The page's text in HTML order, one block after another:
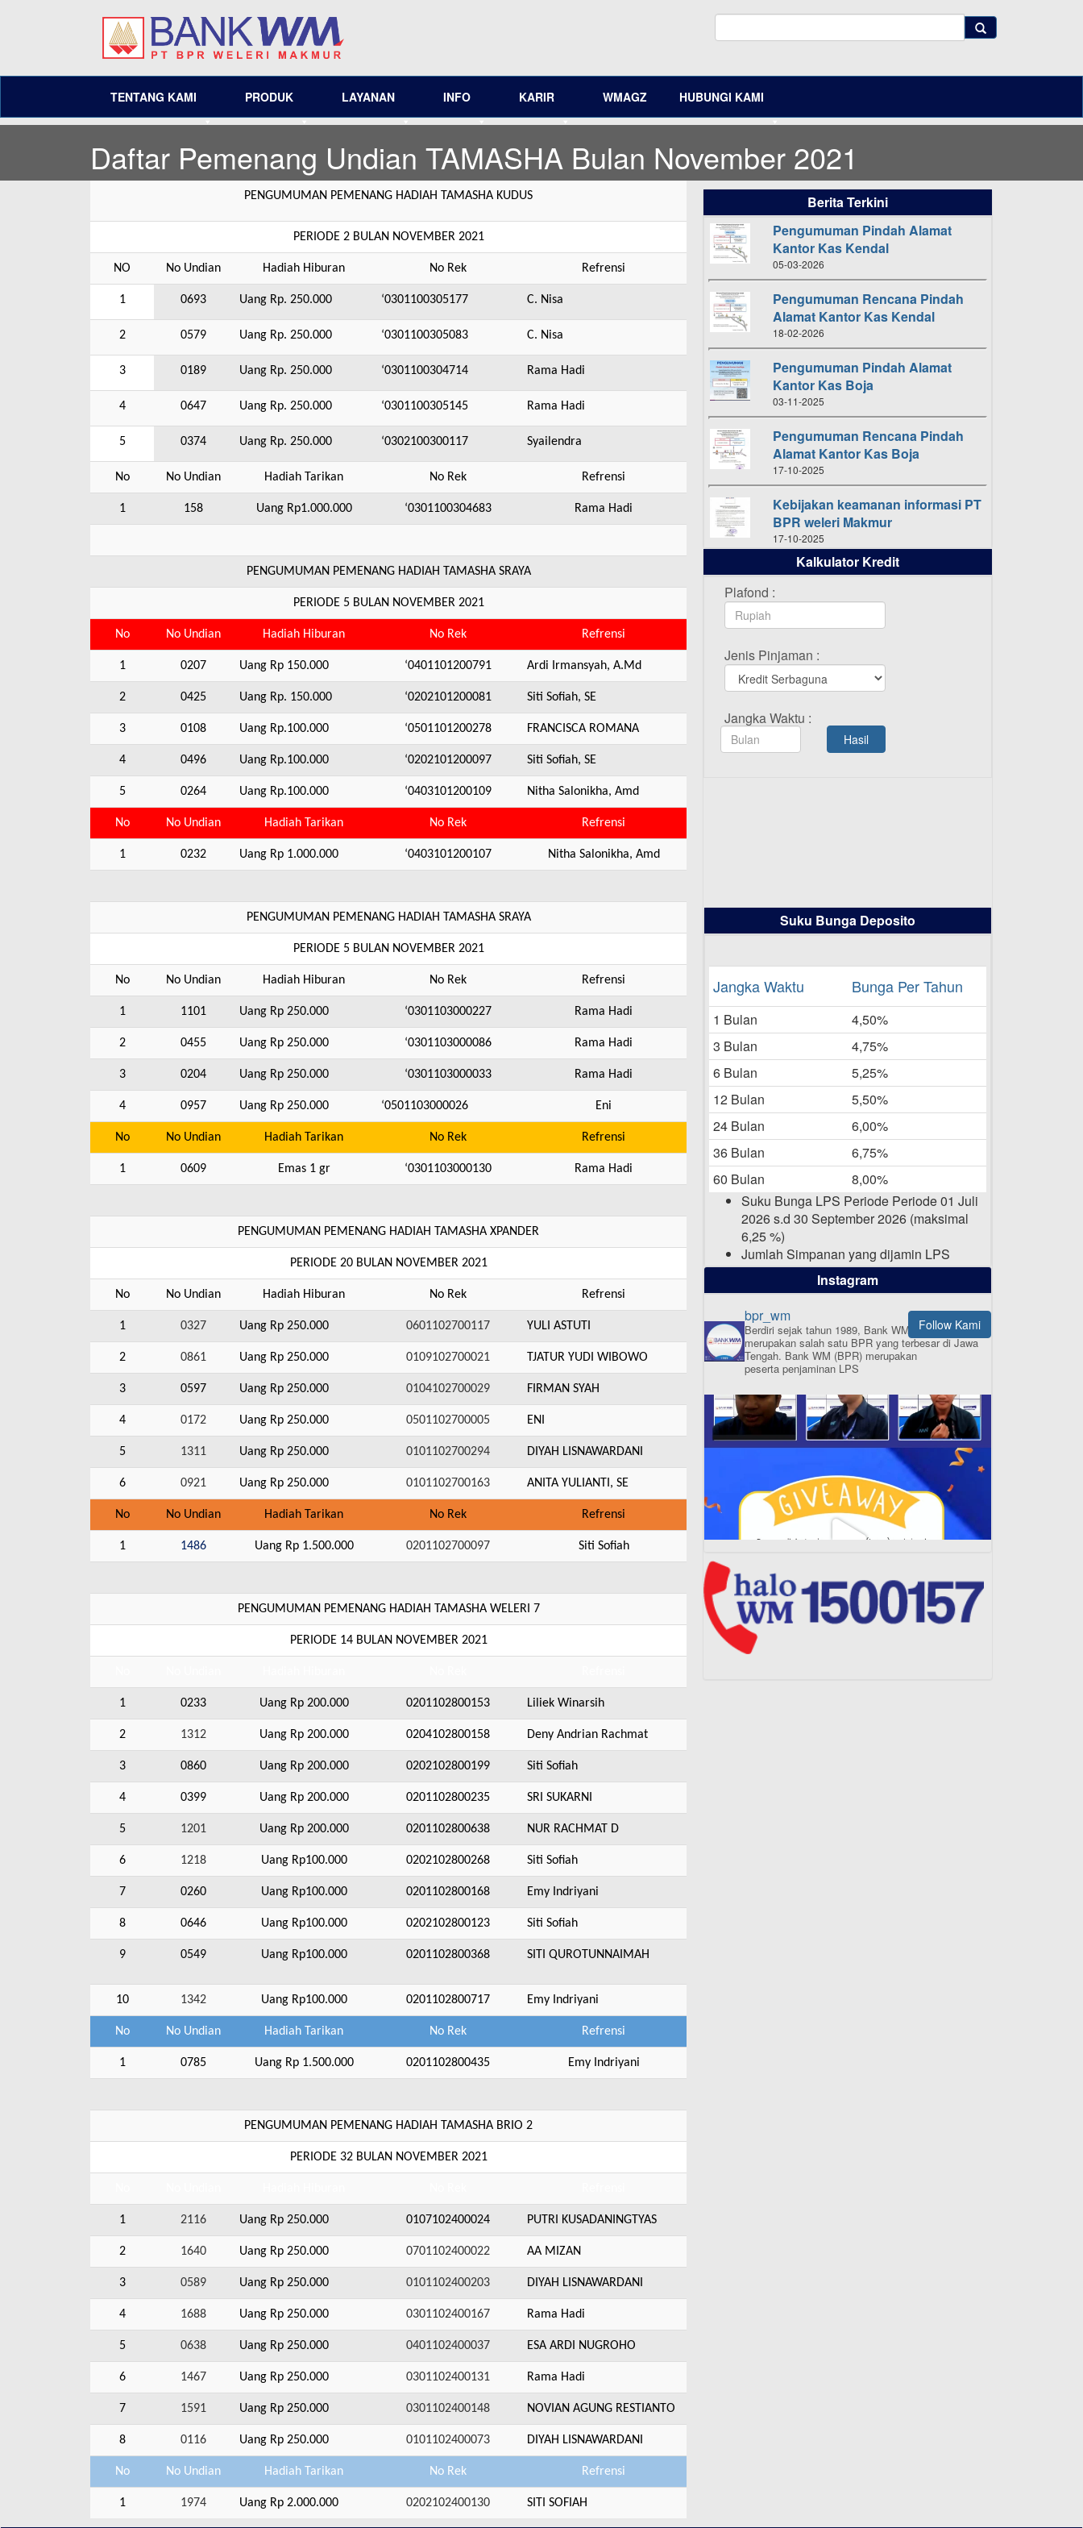
TENTANG KAMI PRODUK LAYANAN INFO KARIR WMAGZ HUBUNGI KAMI
Daftar Pemenang Undian TAMASHA Bulan November 2021
PENGUMUMAN PEMENANG HADIAH TAMASHA KUDUS
PERIODE 2 BULAN NOVEMBER 2021
NO No Undian Hadiah Hiburan No Rek Refrensi
1 0693 Uang Rp. 250.000 ‘0301100305177 C. Nisa
2 0579 Uang Rp. 250.000 ‘0301100305083 C. Nisa
3 0189 Uang Rp. 250.000 ‘0301100304714 Rama Hadi
4 0647 Uang Rp. 250.000 ‘0301100305145 Rama Hadi
5 0374 Uang Rp. 250.000 ‘0302100300117 Syailendra
No No Undian Hadiah Tarikan No Rek Refrensi
1 158 Uang Rp1.000.000 ‘0301100304683 Rama Hadi
PENGUMUMAN PEMENANG HADIAH TAMASHA SRAYA
PERIODE 5 BULAN NOVEMBER 2021
No No Undian Hadiah Hiburan No Rek Refrensi
1 0207 Uang Rp 150.000 ‘0401101200791 Ardi Irmansyah, A.Md
2 0425 Uang Rp. 150.000 ‘0202101200081 Siti Sofiah, SE
3 0108 Uang Rp.100.000 ‘0501101200278 FRANCISCA ROMANA
4 0496 Uang Rp.100.000 ‘0202101200097 Siti Sofiah, SE
5 0264 Uang Rp.100.000 ‘0403101200109 Nitha Salonikha, Amd
No No Undian Hadiah Tarikan No Rek Refrensi
1 0232 Uang Rp 1.000.000 ‘0403101200107 Nitha Salonikha, Amd
PENGUMUMAN PEMENANG HADIAH TAMASHA SRAYA
PERIODE 5 BULAN NOVEMBER 2021
No No Undian Hadiah Hiburan No Rek Refrensi
1 1101 Uang Rp 250.000 ‘0301103000227 Rama Hadi
2 0455 Uang Rp 250.000 ‘0301103000086 Rama Hadi
3 0204 Uang Rp 250.000 ‘0301103000033 Rama Hadi
4 0957 Uang Rp 250.000 ‘0501103000026 Eni
No No Undian Hadiah Tarikan No Rek Refrensi
1 0609 Emas 1 gr ‘0301103000130 Rama Hadi
PENGUMUMAN PEMENANG HADIAH TAMASHA XPANDER
PERIODE 20 BULAN NOVEMBER 2021
No No Undian Hadiah Hiburan No Rek Refrensi
1 0327 Uang Rp 250.000 0601102700117 YULI ASTUTI
2 0861 Uang Rp 250.000 0109102700021 TJATUR YUDI WIBOWO
3 0597 Uang Rp 250.000 0104102700029 FIRMAN SYAH
4 0172 Uang Rp 250.000 0501102700005 ENI
5 1311 Uang Rp 250.000 0101102700294 DIYAH LISNAWARDANI
6 0921 Uang Rp 250.000 0101102700163 ANITA YULIANTI, SE
No No Undian Hadiah Tarikan No Rek Refrensi
1 1486 Uang Rp 1.500.000 0201102700097 Siti Sofiah
PENGUMUMAN PEMENANG HADIAH TAMASHA WELERI 7
PERIODE 14 BULAN NOVEMBER 2021
1 0233 Uang Rp 200.000 0201102800153 Liliek Winarsih
2 1312 Uang Rp 200.000 0204102800158 Deny Andrian Rachmat
3 0860 Uang Rp 200.000 0202102800199 Siti Sofiah
4 0399 Uang Rp 200.000 0201102800235 SRI SUKARNI
5 1201 Uang Rp 200.000 0201102800638 NUR RACHMAT D
6 1218 Uang Rp100.000 0202102800268 Siti Sofiah
7 0260 Uang Rp100.000 0201102800168 Emy Indriyani
8 0646 Uang Rp100.000 0202102800123 Siti Sofiah
9 0549 Uang Rp100.000 0201102800368 SITI QUROTUNNAIMAH
10 1342 Uang Rp100.000 0201102800717 Emy Indriyani
No No Undian Hadiah Tarikan No Rek Refrensi
1 0785 Uang Rp 1.500.000 0201102800435 Emy Indriyani
PENGUMUMAN PEMENANG HADIAH TAMASHA BRIO 2
PERIODE 32 BULAN NOVEMBER 2021
1 2116 Uang Rp 250.000 0107102400024 PUTRI KUSADANINGTYAS
2 1640 Uang Rp 250.000 0701102400022 AA MIZAN
3 0589 Uang Rp 250.000 0101102400203 DIYAH LISNAWARDANI
4 1688 Uang Rp 250.000 0301102400167 Rama Hadi
5 0638 Uang Rp 250.000 0401102400037 ESA ARDI NUGROHO
6 1467 Uang Rp 250.000 0301102400131 Rama Hadi
7 1591 Uang Rp 250.000 0301102400148 NOVIAN AGUNG RESTIANTO
8 0116 Uang Rp 250.000 0101102400073 DIYAH LISNAWARDANI
No No Undian Hadiah Tarikan No Rek Refrensi
1 1974 Uang Rp 2.000.000 0202102400130 SITI SOFIAH
Berita Terkini
Pengumuman Pindah Alamat
Kantor Kas Kendal
05-03-2026
Pengumuman Rencana Pindah
Alamat Kantor Kas Kendal
18-02-2026
Pengumuman Pindah Alamat
Kantor Kas Boja
03-11-2025
Pengumuman Rencana Pindah
Alamat Kantor Kas Boja
17-10-2025
Kebijakan keamanan informasi PT
BPR weleri Makmur
17-10-2025
Daftar Pemenang Undian
TAMASHA Bulan Oktober 2025
16-10-2025
TAMASHA Bulan September 2025
20-09-2025
Daftar Pemenang Undian
TAMASHA Bulan Agustus 2025
Daftar Pemenang Undian
16-06-2025
Daftar Pemenang Undian
TAMASHA Bulan Mei 2025
20-05-2025
Laporan Keuangan Berkelanjutan
06-05-2025
Daftar Pemenang Undian
TAMASHA Bulan April 2025
Pengumuman Nama Baru
Perusahaan
03-03-2025
Kalkulator Kredit
Plafond :
Jenis Pinjaman :
Jangka Waktu :
Hasil
Suku Bunga Deposito
Jangka Waktu Bunga Per Tahun
1 Bulan
4,50%
3 Bulan
4,75%
6 Bulan
5,25%
12 Bulan
5,50%
24 Bulan
6,00%
36 Bulan
6,75%
60 Bulan
8,00%
Suku Bunga LPS Periode Periode 01 Juli
2026 s.d 30 September 2026 (maksimal
6,25 %)
Jumlah Simpanan yang dijamin LPS
maksimal sampai dengan 2 Milyar Rupiah
per nasabah dalam satu bank
ISI APLIKASI SEKARANG
Instagram
Follow Kami
bpr_wm
Berdiri sejak tahun 1989, Bank WM (BPR)
merupakan salah satu BPR yang terbesar di Jawa
Tengah. Bank WM (BPR) merupakan
peserta penjaminan LPS